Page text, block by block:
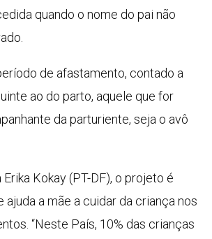
quando o nome do pai não
de afastamento, contado a
ao do parto, aquele que for
da parturiente, seja o avô
Kokay (PT-DF), o projeto é
a mãe a cuidar da criança nos
“Neste País, 10% das crianças